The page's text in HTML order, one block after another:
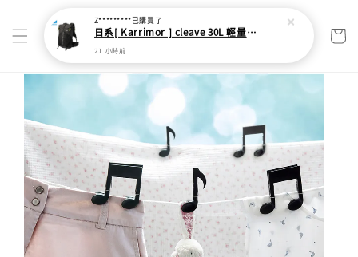
Z*********已購買了
日系[ Karrimor ] cleave 30L 輕量野跑健走包
21 小時前